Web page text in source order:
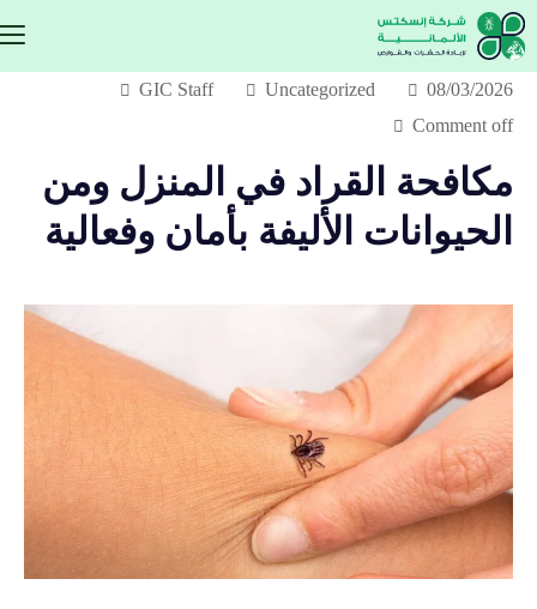
08/03/2026
Uncategorized
GIC Staff
Comment off
مكافحة القراد في المنزل ومن
الحيوانات الأليفة بأمان وفعالية